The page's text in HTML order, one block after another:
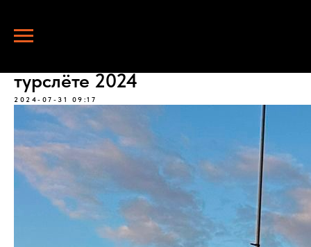
турслёте 2024
2024-07-31 09:17